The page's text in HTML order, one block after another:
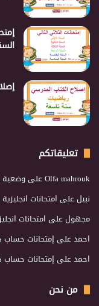
تعليقاتكم
Olfa mahroukعلى وضعية
نبيلعلى امتحانات
مجهولعلى امتحانات
احمدعلى إمتحانات حساب
احمدعلى إمتحانات حساب
من نحن